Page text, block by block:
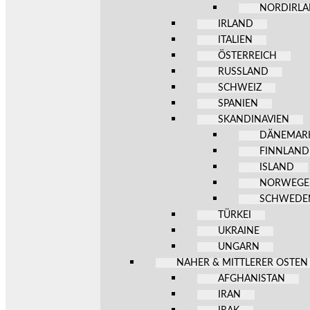
IRLAND
ITALIEN
ÖSTERREICH
RUSSLAND
SCHWEIZ
SPANIEN
SKANDINAVIEN
FINNLAND
ISLAND
TÜRKEI
UKRAINE
UNGARN
NAHER & MITTLERER OSTEN
AFGHANISTAN
IRAN